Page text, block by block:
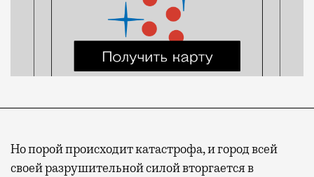
Но порой происходит катастрофа, и город всей
своей разрушительной силой вторгается в